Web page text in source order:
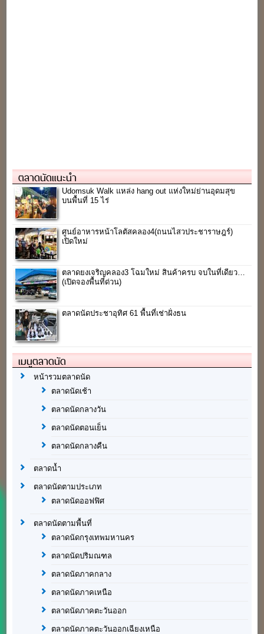
ตลาดนัดแนะนำ
Udomsuk Walk แหล่ง hang out แห่งใหม่ย่านอุดมสุข
บนพื้นที่ 15 ไร่
ศูนย์อาหารหน้าโลตัสคลอง4(ถนนไสวประชาราษฎร์)
เปิดใหม่
ตลาดยงเจริญคลอง3 โฉมใหม่ สินค้าครบ จบในที่เดียว…
(เปิดจองพื้นที่ด่วน)
ตลาดนัดประชาอุทิศ 61 พื้นที่เช่าฝั่งธน
เมนูตลาดนัด
หน้ารวมตลาดนัด
ตลาดนัดเช้า
ตลาดนัดกลางวัน
ตลาดนัดตอนเย็น
ตลาดนัดกลางคืน
ตลาดน้ำ
ตลาดนัดตามประเภท
ตลาดนัดออฟฟิศ
ตลาดนัดตามพื้นที่
ตลาดนัดกรุงเทพมหานคร
ตลาดนัดปริมณฑล
ตลาดนัดภาคกลาง
ตลาดนัดภาคเหนือ
ตลาดนัดภาคตะวันออก
ตลาดนัดภาคตะวันออกเฉียงเหนือ